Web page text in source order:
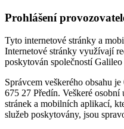
Prohlášení
Tyto internetové stránky a
Internetové stránky využívají
poskytován společností
Správcem veškerého obsahu
675 27 Předín. Veškeré
stránek a mobilních aplikací,
služeb poskytovány, jsou